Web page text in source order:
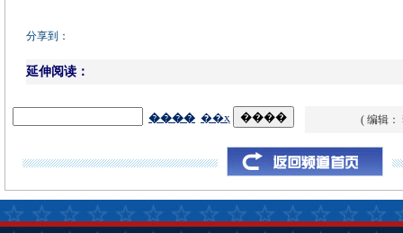
分享到：
延伸阅读：
( 编辑：